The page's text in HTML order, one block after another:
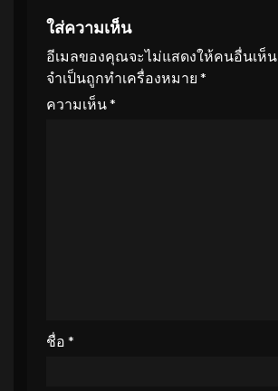
ใส่ความเห็น
อีเมลของคุณจะไม่แสดงให้คนอื่นเห็น
จำเป็นถูกทำเครื่องหมาย *
ความเห็น*
ชื่อ *